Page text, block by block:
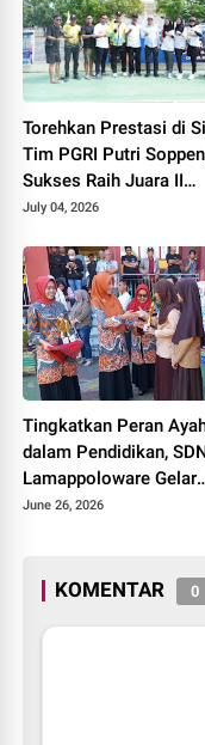
Torehkan Prestasi di
Tim PGRI Putri
Sukses Raih Juara II
Pickleball
July 04, 2026
Tingkatkan Peran
dalam Pendidikan,
Lamappoloware Gelar
"Gerakan Ayah
June 26, 2026
KOMENTAR 0